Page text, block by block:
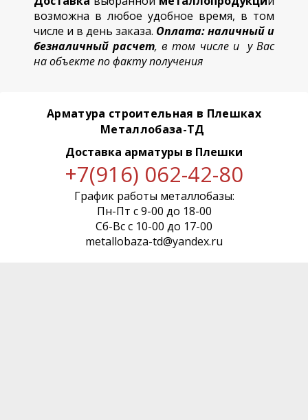
возможна в любое удобное время, в том
числе и в день заказа. Оплата: наличный и
безналичный расчет, в том числе и у Вас
на объекте по факту получения
Арматура строительная в Плешках
Металлобаза-ТД
Доставка арматуры в Плешки
+7(916) 062-42-80
График работы металлобазы:
Пн-Пт с 9-00 до 18-00
Сб-Вс с 10-00 до 17-00
metallobaza-td@yandex.ru